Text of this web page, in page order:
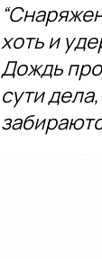
хоть и
Дождь
сути